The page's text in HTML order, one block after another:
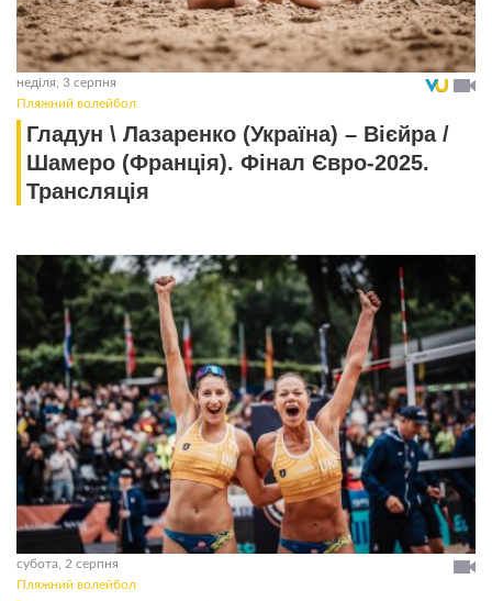
неділя, 3 серпня
Пляжний волейбол
Гладун \ Лазаренко (Україна) – Вієйра /
Шамеро (Франція). Фінал Євро-2025.
Трансляція
субота, 2 серпня
Пляжний волейбол